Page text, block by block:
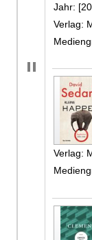
Jahr:
Verlag:
Verlag: